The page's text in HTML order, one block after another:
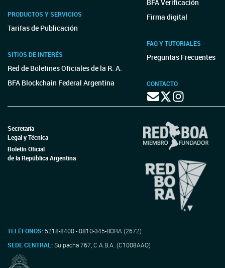
PRODUCTOS Y SERVICIOS
Tarifas de Publicación
SITIOS DE INTERÉS
Red de Boletines Oficiales de la R. A.
BFA Blockchain Federal Argentina
BFA Verificación
Firma digital
FAQ Y TUTORIALES
Preguntas Frecuentes
CONTACTO
Secretaría
Legal y Técnica
Boletín Oficial
de la República Argentina
TELÉFONOS: 5218-8400 - 0810-345-BORA (2672)
SEDE CENTRAL:Suipacha 767, C.A.B.A. (C1008AAO)